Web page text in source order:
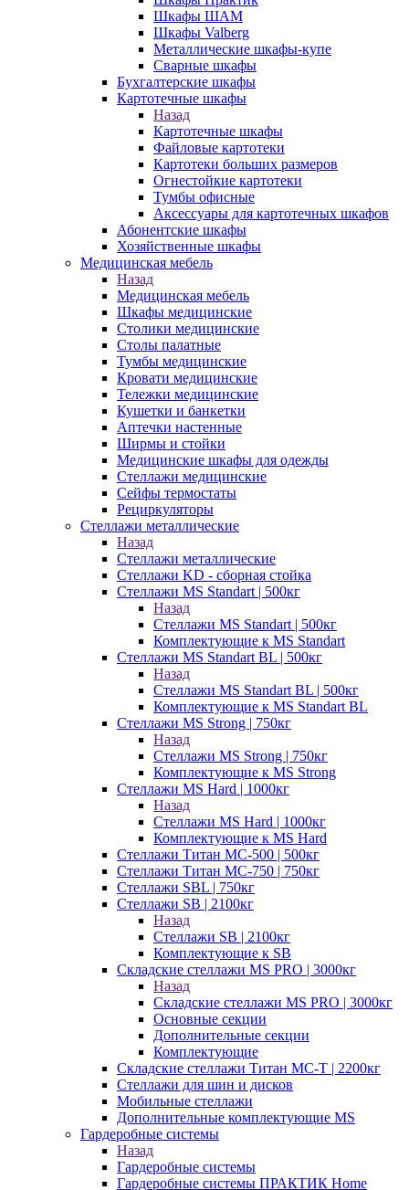
Шкафы ШАМ
Шкафы Valberg
Металлические шкафы-купе
Сварные шкафы
Бухгалтерские шкафы
Картотечные шкафы
Назад
Картотечные шкафы
Файловые картотеки
Картотеки больших размеров
Огнестойкие картотеки
Тумбы офисные
Аксессуары для картотечных шкафов
Абонентские шкафы
Хозяйственные шкафы
Медицинская мебель
Назад
Медицинская мебель
Шкафы медицинские
Столики медицинские
Столы палатные
Тумбы медицинские
Кровати медицинские
Тележки медицинские
Кушетки и банкетки
Аптечки настенные
Ширмы и стойки
Медицинские шкафы для одежды
Стеллажи медицинские
Сейфы термостаты
Рециркуляторы
Стеллажи металлические
Назад
Стеллажи металлические
Стеллажи KD - сборная стойка
Стеллажи MS Standart | 500кг
Назад
Стеллажи MS Standart | 500кг
Комплектующие к MS Standart
Стеллажи MS Standart BL | 500кг
Назад
Стеллажи MS Standart BL | 500кг
Комплектующие к MS Standart BL
Стеллажи MS Strong | 750кг
Назад
Стеллажи MS Strong | 750кг
Комплектующие к MS Strong
Стеллажи MS Hard | 1000кг
Назад
Стеллажи MS Hard | 1000кг
Комплектующие к MS Hard
Стеллажи Титан МС-500 | 500кг
Стеллажи Титан МС-750 | 750кг
Стеллажи SBL | 750кг
Стеллажи SB | 2100кг
Назад
Стеллажи SB | 2100кг
Комплектующие к SB
Складские стеллажи MS PRO | 3000кг
Назад
Складские стеллажи MS PRO | 3000кг
Основные секции
Дополнительные секции
Комплектующие
Складские стеллажи Титан МС-Т | 2200кг
Стеллажи для шин и дисков
Мобильные стеллажи
Дополнительные комплектующие MS
Гардеробные системы
Назад
Гардеробные системы
Гардеробные системы ПРАКТИК Home